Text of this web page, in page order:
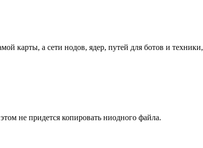
карты, а сети нодов, ядер, путей для ботов и
не придется копировать ниодного файла.